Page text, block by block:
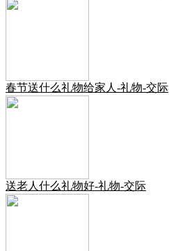
春节送什么礼物给家人-礼物-交际
送老人什么礼物好-礼物-交际